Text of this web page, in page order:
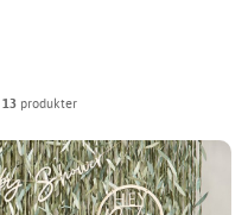
13 produkter